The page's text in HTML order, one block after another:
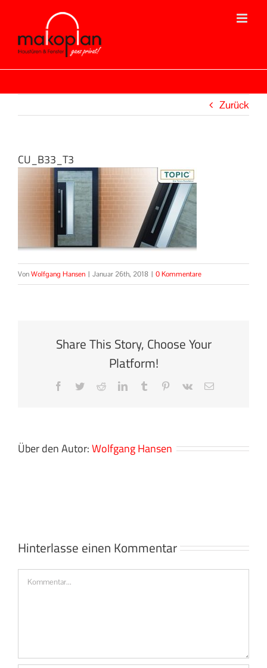
springen
Zurück
CU_B33_T3
VonWolfgang Hansen | Januar 26th, 2018 | 0 Kommentare
Share This Story, Choose Your
Platform!
Facebook
TwitterRedditLinkedInTumblr Pinterest
Vk
E-
Über den Autor:Wolfgang Hansen
Hinterlasse einen Kommentar
Kommentar